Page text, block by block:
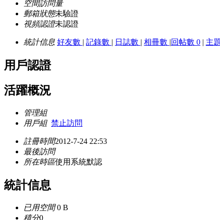
空間訪問量
郵箱狀態未驗證
視頻認證未認證
統計信息 好友數 | 記錄數 | 日誌數 | 相冊數 |回帖數 0 | 主
用戶認證
活躍概況
管理組
用戶組 禁止訪問
註冊時間2012-7-24 22:53
最後訪問
所在時區使用系統默認
統計信息
已用空間0 B
積分0